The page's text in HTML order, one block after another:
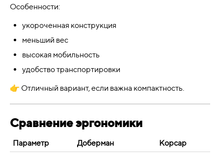
Особенности:
укороченная конструкция
меньший вес
высокая мобильность
удобство транспортировки
👉 Отличный вариант, если важна компактность.
Сравнение эргономики
Параметр Доберман
Корсар